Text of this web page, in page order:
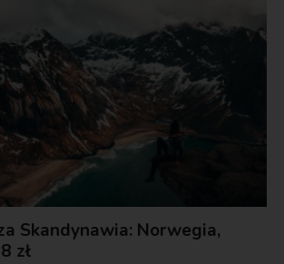
Skandynawia: Norwegia,
zł